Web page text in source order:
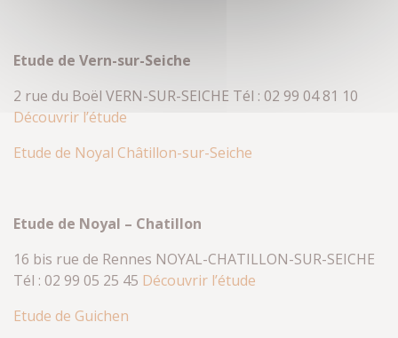
Etude de Vern-sur-Seiche
2 rue du Boël VERN-SUR-SEICHE Tél : 02 99 04 81 10
Découvrir l’étude
Etude de Noyal Châtillon-sur-Seiche
Etude de Noyal – Chatillon
16 bis rue de Rennes NOYAL-CHATILLON-SUR-SEICHE
Tél : 02 99 05 25 45 Découvrir l’étude
Etude de Guichen